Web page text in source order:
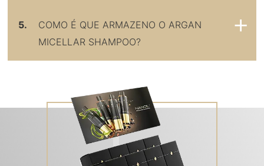
5.
COMO É QUE ARMAZENO O ARGAN
MICELLAR SHAMPOO?